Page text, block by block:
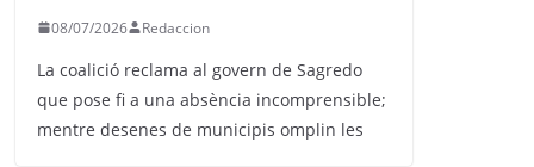
08/07/2026 Redaccion
La coalició reclama al govern de Sagredo
que pose fi a una absència incomprensible;
mentre desenes de municipis omplin les